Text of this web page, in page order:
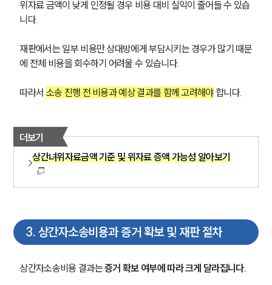
위자료 금액이 낮게 인정될 경우 비용 대비 실익이 줄어들 수 있습
니다.
재판에서는 일부 비용만 상대방에게 부담시키는 경우가 많기 때문
에 전체 비용을 회수하기 어려울 수 있습니다.
따라서 소송 진행 전 비용과 예상 결과를 함께 고려해야 합니다.
더보기
상간녀위자료금액 기준 및 위자료 증액 가능성 알아보기
3. 상간자소송비용과 증거 확보 및 재판 절차
상간자소송비용 결과는 증거 확보 여부에 따라 크게 달라집니다.